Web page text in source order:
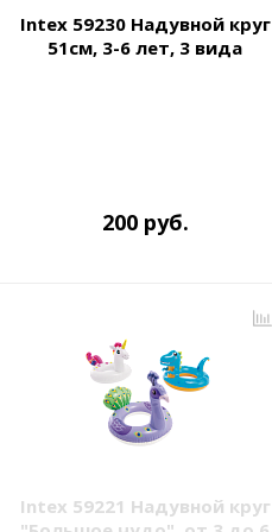
Intex 59230 Надувной круг
51см, 3-6 лет, 3 вида
200 руб.
Intex 59221 Надувной круг